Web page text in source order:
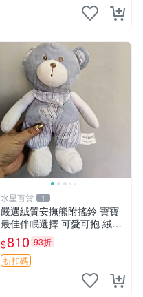
水星百貨 1
嚴選絨質安撫熊附搖鈴 寶寶
最佳伴眠選擇 可愛可抱 絨毛
玩具 安撫熊 嬰兒用
$810 93折
折扣碼